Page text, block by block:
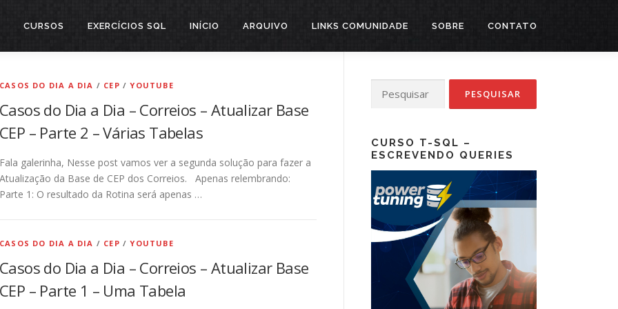
CURSOS EXERCÍCIOS SQL INÍCIO ARQUIVO LINKS COMUNIDADE SOBRE CONTATO
CASOS DO DIA A DIA / CEP /YOUTUBE
Casos do Dia a Dia – Correios – Atualizar Base
CEP – Parte 2 – Várias Tabelas
Fala galerinha, Nesse post vamos ver a segunda solução para fazer a
Atualização da Base de CEP dos Correios. Apenas relembrando:
Parte 1: O resultado da Rotina será apenas …
CASOS DO DIA A DIA / CEP /YOUTUBE
Casos do Dia a Dia – Correios – Atualizar Base
CEP – Parte 1 – Uma Tabela
por:
CURSO T-SQL –
ESCREVENDO QUERIES